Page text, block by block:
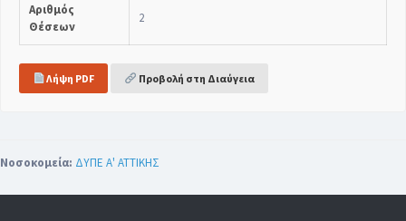
Αριθμός
Θέσεων
2
Λήψη PDF Προβολή στη Διαύγεια
Νοσοκομεία: ΔΥΠΕ Α' ΑΤΤΙΚΗΣ